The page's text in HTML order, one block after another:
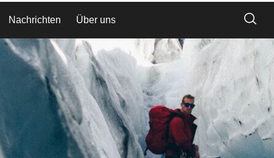
Nachrichten Über uns